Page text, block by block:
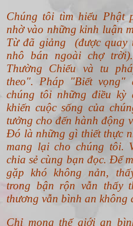
Chúng tôi tìm hiểu Phật
nhờ vào những kinh luận
Từ đã giảng (được quay
nhô bán ngoài chợ
Thường Chiếu và tu
theo".Pháp "Biết vọng"
chúng tôi những điều
khiến cuộc sống của
tưởng cho đến hành động
Đó là những gì thiết thực
mang lại cho chúng tôi.
chia sẻ cùng bạn đọc. Để
gặp khó không nản,
trong bận rộn vẫn thấy
thương vẫn bình an không
Chỉ mong thế giới an